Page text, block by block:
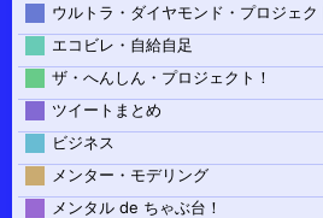
ウルトラ・ダイヤモンド・プロジェク
エコビレ・自給自足
ザ・へんしん・プロジェクト！
ツイートまとめ
ビジネス
メンター・モデリング
メンタル de ちゃぶ台！